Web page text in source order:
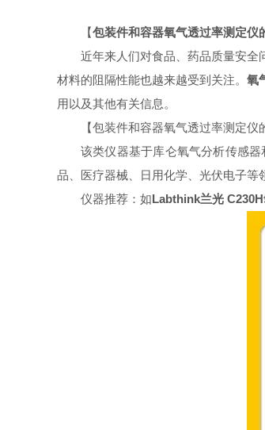
【包装件和容器氧气透过率测定仪
近年来人们对食品、药品质量安
材料的阻隔性能也越来越受到关注。 氧
用以及其他有关信息。
【包装件和容器氧气透过率测定仪
该类仪器基于库仑氧气分析传感
品、医疗器械、日用化学、光伏电子等
仪器推荐：如Labthink兰光